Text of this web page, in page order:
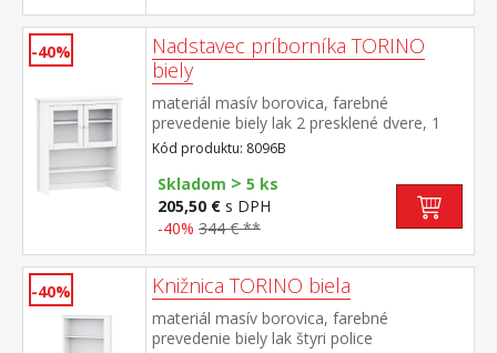
-40%
Nadstavec príborníka TORINO
biely
materiál masív borovica, farebné
prevedenie biely lak 2 presklené dvere, 1
polica nadstavec príborníka 8095B
Kód produktu: 8096B
Skladom > 5 ks
205,50 € s DPH
-40% 344 € **
-40% Knižnica TORINO biela
materiál masív borovica, farebné
prevedenie biely lak štyri police